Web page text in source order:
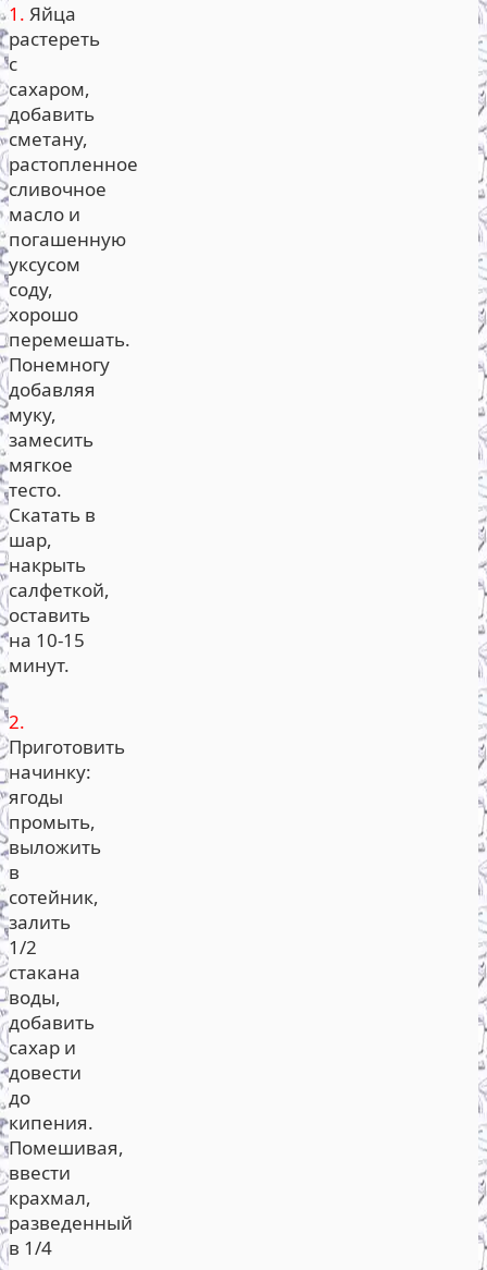
1. Яйца
растереть
с
сахаром,
добавить
сметану,
растопленное
сливочное
масло и
погашенную
уксусом
соду,
хорошо
перемешать.
Понемногу
добавляя
муку,
замесить
мягкое
тесто.
Скатать в
шар,
накрыть
салфеткой,
оставить
на 10-15
минут.
2.
Приготовить
начинку:
ягоды
промыть,
выложить
в
сотейник,
залить
1/2
стакана
воды,
добавить
сахар и
довести
до
кипения.
Помешивая,
ввести
крахмал,
разведенный
в 1/4